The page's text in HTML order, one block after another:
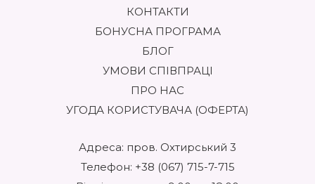
КОНТАКТИ
БОНУСНА ПРОГРАМА
БЛОГ
УМОВИ СПІВПРАЦІ
ПРО НАС
УГОДА КОРИСТУВАЧА (ОФЕРТА)
Адреса: пров. Охтирський 3
Телефон: +38 (067) 715-7-715